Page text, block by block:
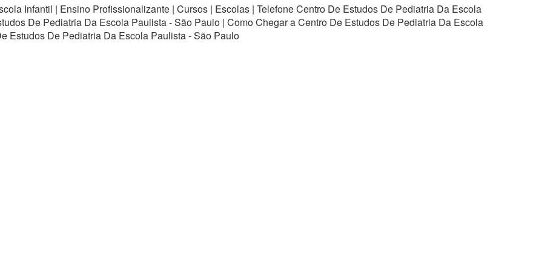
Infantil | Ensino Profissionalizante | Cursos | Escolas | Telefone Centro De Estudos De Pediatria Da Escola
De Pediatria Da Escola Paulista - São Paulo | Como Chegar a Centro De Estudos De Pediatria Da Escola
Estudos De Pediatria Da Escola Paulista - São Paulo